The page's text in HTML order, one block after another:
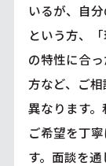
いるが、自
という方、
の特性に合
方など、ご
異なります
ご希望を丁
す。面談を